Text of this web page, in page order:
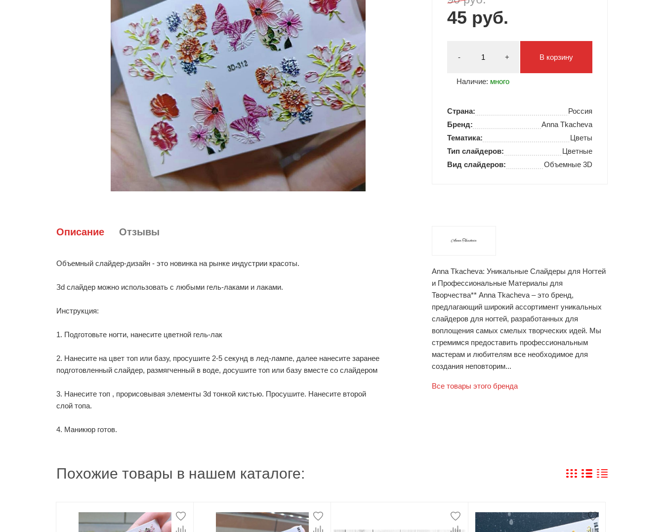
Гель лаки Elpaza
Гель лаки InGarden
Гель лаки Nail Republic
Гель лаки Pinky
Гель лаки Кошачий глаз
Мармелад
Битое стекло
Дезинфекция
Крафт пакеты
Для инструментов
Для рук
Боксы стерилизаторы
Инструменты
Кусачки
Пушеры
Чехлы для инструмента
Пилки Бафы Оптом
Бафы полировщики
Пилки Бумеранги
Пилки Лодочки
Пилки Прямые
Пилки Ромбы
Пилки Педикюрные
Сменные файлы
Педикюр
Праймеры-Дегидраторы
Типсы и формы
Я Скрытые товары
Гель лаки Y.me Nails
45 руб.
- +
Наличие: много
В корзину
Страна:
Россия
Бренд:
Anna Tkacheva
Тематика:
Цветы
Тип слайдеров:
Цветные
Вид слайдеров:
Объемные 3D
Описание Отзывы
Объемный слайдер-дизайн - это новинка на рынке индустрии красоты.
Зd слайдер можно использовать с любыми гель-лаками и лаками.
Инструкция:
1. Подготовьте ногти, нанесите цветной гель-лак
2. Нанесите на цвет топ или базу, просушите 2-5 секунд в лед-лампе, далее нанесите заранее
подготовленный слайдер, размягченный в воде, досушите топ или базу вместе со слайдером
3. Нанесите топ , прорисовывая элементы 3d тонкой кистью. Просушите. Нанесите второй
слой топа.
4. Маникюр готов.
Anna Tkacheva: Уникальные Слайдеры для Ногтей
и Профессиональные Материалы для
Творчества** Anna Tkacheva – это бренд,
предлагающий широкий ассортимент уникальных
слайдеров для ногтей, разработанных для
воплощения самых смелых творческих идей. Мы
стремимся предоставить профессиональным
мастерам и любителям все необходимое для
создания неповторим...
Все товары этого бренда
Похожие товары в нашем каталоге: